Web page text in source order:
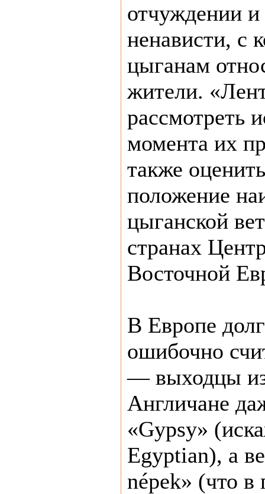
отчуждении и
ненависти, с
цыганам
жители.
рассмотреть
момента их
также
положение
цыганской
странах
Восточной
В Европе
ошибочно
— выходцы
Англичане
«Gypsy»
Egyptian), а
népek» (что в